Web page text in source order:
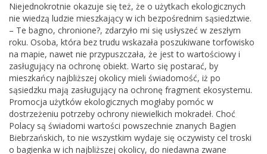
Niejednokrotnie okazuje się też, że o użytkach ekologicznych
nie wiedzą ludzie mieszkający w ich bezpośrednim sąsiedztwie.
– Te bagno, chronione?, zdarzyło mi się usłyszeć w zeszłym
roku. Osoba, która bez trudu wskazała poszukiwane torfowisko
na mapie, nawet nie przypuszczała, że jest to wartościowy i
zasługujący na ochronę obiekt. Warto się postarać, by
mieszkańcy najbliższej okolicy mieli świadomość, iż po
sąsiedzku mają zasługujący na ochronę fragment ekosystemu.
Promocja użytków ekologicznych mogłaby pomóc w
dostrzeżeniu potrzeby ochrony niewielkich mokradeł. Choć
Polacy są świadomi wartości powszechnie znanych Bagien
Biebrzańskich, to nie wszystkim wydaje się oczywisty cel troski
o bagienka w ich najbliższej okolicy, do niedawna zwane